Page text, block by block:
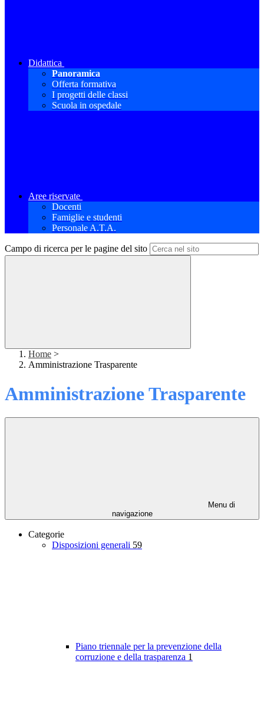
Didattica
Panoramica
Offerta formativa
I progetti delle classi
Scuola in ospedale
Aree riservate
Docenti
Famiglie e studenti
Personale A.T.A.
Campo di ricerca per le pagine del sito
Home >
Amministrazione Trasparente
Amministrazione Trasparente
Menu di
navigazione
Categorie
Disposizioni generali 59
Piano triennale per la prevenzione della
corruzione e della trasparenza 1